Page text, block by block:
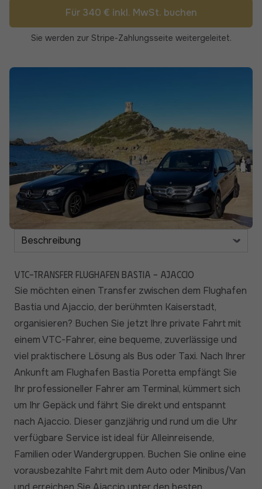
Für 340 € inkl. MwSt. buchen
Sie werden zur Stripe-Zahlungsseite weitergeleitet.
VTC-Transfer Flughafen Bastia - Ajaccio
Sie möchten einen Transfer zwischen dem Flughafen
Bastia und Ajaccio, der berühmten Kaiserstadt,
organisieren? Buchen Sie jetzt Ihre private Fahrt mit
einem VTC-Fahrer, eine bequeme, zuverlässige und
viel praktischere Lösung als Bus oder Taxi. Nach Ihrer
Ankunft am Flughafen Bastia Poretta empfängt Sie
Ihr professioneller Fahrer am Terminal, kümmert sich
um Ihr Gepäck und fährt Sie direkt und entspannt
nach Ajaccio. Dieser ganzjährig und rund um die Uhr
verfügbare Service ist ideal für Alleinreisende,
Familien oder Wandergruppen. Buchen Sie online eine
vorausbezahlte Fahrt mit dem Auto oder Minibus/Van